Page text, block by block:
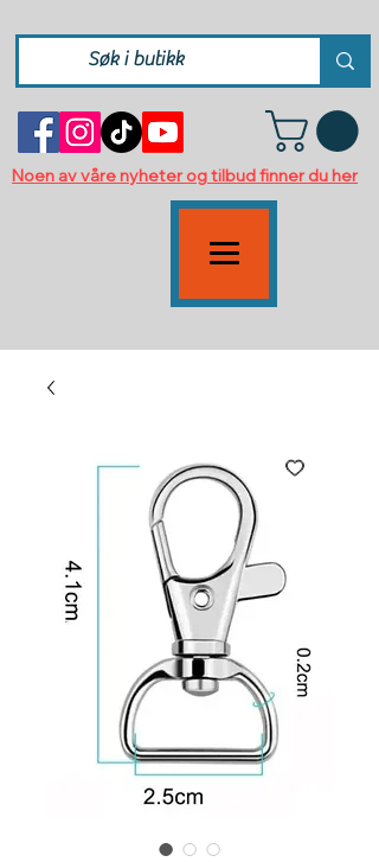
Noen av våre nyheter og tilbud finner du her